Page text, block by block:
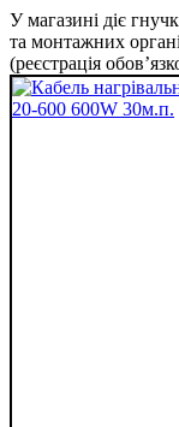
У магазині діє
та монтажних
(реєстрація